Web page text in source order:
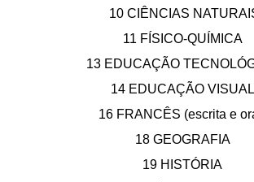
@parlamentodosjovens_esaq
@oficina.do.largo
10 CIÊNCIAS
11 FÍSICO-QUÍMICA
13 EDUCAÇÃO
14 EDUCAÇÃO VISUAL
16 FRANCÊS (escrita e
18 GEOGRAFIA
19 HISTÓRIA